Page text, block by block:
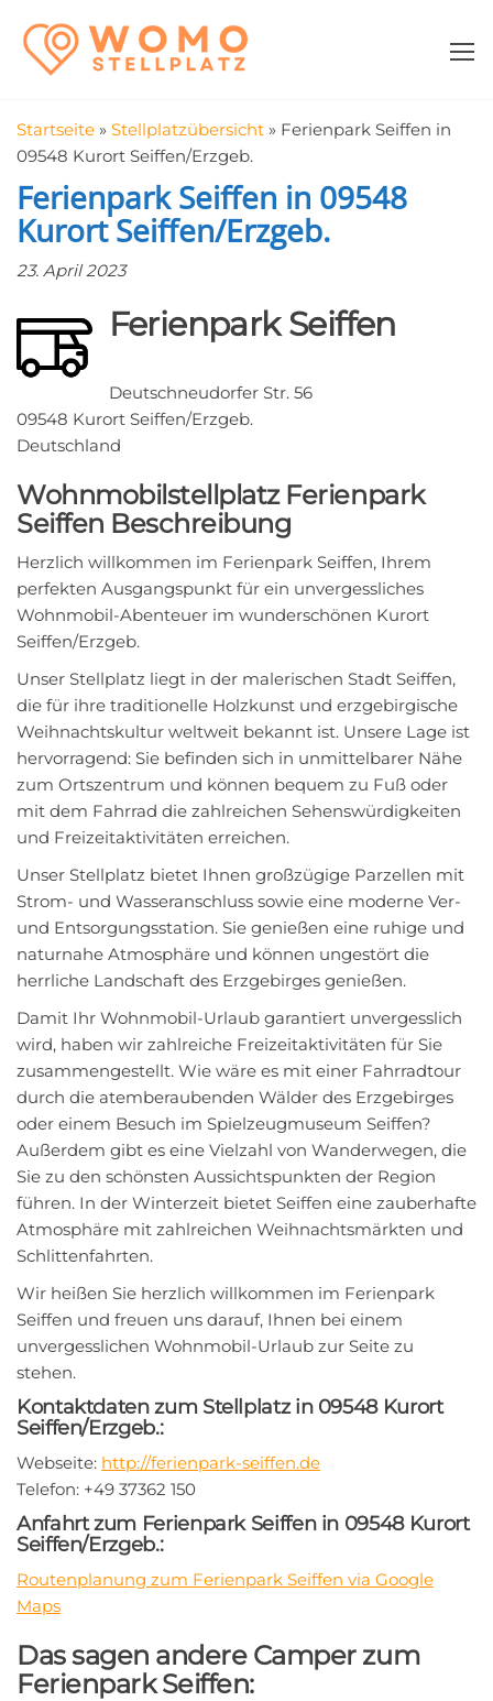
Inhalt
springen
in der Nähe
Startseite » Stellplatzübersicht » Ferienpark Seiffen in
09548 Kurort Seiffen/Erzgeb.
Ferienpark Seiffen in 09548
Kurort Seiffen/Erzgeb.
23. April 2023
Ferienpark Seiffen
Deutschneudorfer Str. 56
09548 Kurort Seiffen/Erzgeb.
Deutschland
Wohnmobilstellplatz Ferienpark
Seiffen Beschreibung
Herzlich willkommen im Ferienpark Seiffen, Ihrem
perfekten Ausgangspunkt für ein unvergessliches
Wohnmobil-Abenteuer im wunderschönen Kurort
Seiffen/Erzgeb.
Unser Stellplatz liegt in der malerischen Stadt Seiffen,
die für ihre traditionelle Holzkunst und erzgebirgische
Weihnachtskultur weltweit bekannt ist. Unsere Lage ist
hervorragend: Sie befinden sich in unmittelbarer Nähe
zum Ortszentrum und können bequem zu Fuß oder
mit dem Fahrrad die zahlreichen Sehenswürdigkeiten
und Freizeitaktivitäten erreichen.
Unser Stellplatz bietet Ihnen großzügige Parzellen mit
Strom- und Wasseranschluss sowie eine moderne Ver-
und Entsorgungsstation. Sie genießen eine ruhige und
naturnahe Atmosphäre und können ungestört die
herrliche Landschaft des Erzgebirges genießen.
Damit Ihr Wohnmobil-Urlaub garantiert unvergesslich
wird, haben wir zahlreiche Freizeitaktivitäten für Sie
zusammengestellt. Wie wäre es mit einer Fahrradtour
durch die atemberaubenden Wälder des Erzgebirges
oder einem Besuch im Spielzeugmuseum Seiffen?
Außerdem gibt es eine Vielzahl von Wanderwegen, die
Sie zu den schönsten Aussichtspunkten der Region
führen. In der Winterzeit bietet Seiffen eine zauberhafte
Atmosphäre mit zahlreichen Weihnachtsmärkten und
Schlittenfahrten.
Wir heißen Sie herzlich willkommen im Ferienpark
Seiffen und freuen uns darauf, Ihnen bei einem
unvergesslichen Wohnmobil-Urlaub zur Seite zu
stehen.
Kontaktdaten zum Stellplatz in 09548 Kurort
Seiffen/Erzgeb.:
Webseite: http://ferienpark-seiffen.de
Telefon: +49 37362 150
Anfahrt zum Ferienpark Seiffen in 09548 Kurort
Seiffen/Erzgeb.:
Routenplanung zum Ferienpark Seiffen via Google
Maps
Das sagen andere Camper zum
Ferienpark Seiffen: